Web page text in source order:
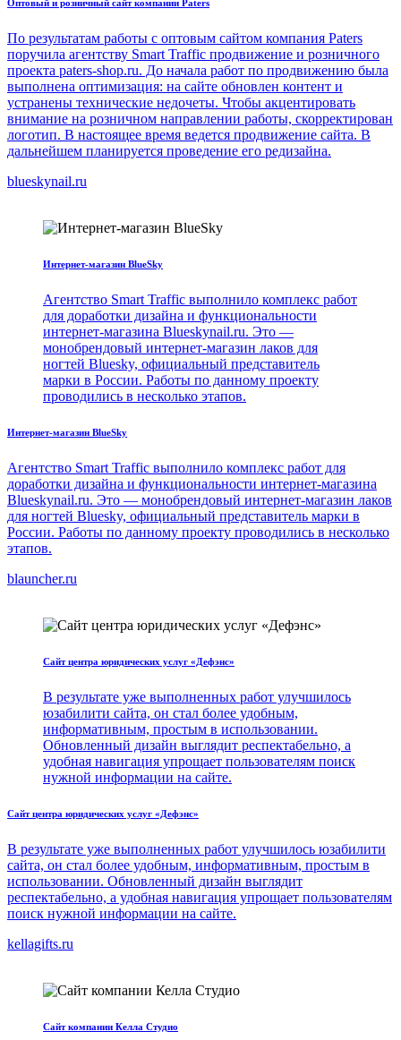
Оптовый и розничный сайт компании Paters
По результатам работы с оптовым сайтом компания Paters
поручила агентству Smart Traffic продвижение и розничного
проекта paters-shop.ru. До начала работ по продвижению была
выполнена оптимизация: на сайте обновлен контент и
устранены технические недочеты. Чтобы акцентировать
внимание на розничном направлении работы, скорректирован
логотип. В настоящее время ведется продвижение сайта. В
дальнейшем планируется проведение его редизайна.
blueskynail.ru
Интернет-магазин BlueSky
Агентство Smart Traffic выполнило комплекс работ
для доработки дизайна и функциональности
интернет-магазина Blueskynail.ru. Это —
монобрендовый интернет-магазин лаков для
ногтей Bluesky, официальный представитель
марки в России. Работы по данному проекту
проводились в несколько этапов.
Интернет-магазин BlueSky
Агентство Smart Traffic выполнило комплекс работ для
доработки дизайна и функциональности интернет-магазина
Blueskynail.ru. Это — монобрендовый интернет-магазин лаков
для ногтей Bluesky, официальный представитель марки в
России. Работы по данному проекту проводились в несколько
этапов.
blauncher.ru
Сайт центра юридических услуг «Дефэнс»
В результате уже выполненных работ улучшилось
юзабилити сайта, он стал более удобным,
информативным, простым в использовании.
Обновленный дизайн выглядит респектабельно, а
удобная навигация упрощает пользователям поиск
нужной информации на сайте.
Сайт центра юридических услуг «Дефэнс»
В результате уже выполненных работ улучшилось юзабилити
сайта, он стал более удобным, информативным, простым в
использовании. Обновленный дизайн выглядит
респектабельно, а удобная навигация упрощает пользователям
поиск нужной информации на сайте.
kellagifts.ru
Сайт компании Келла Студио